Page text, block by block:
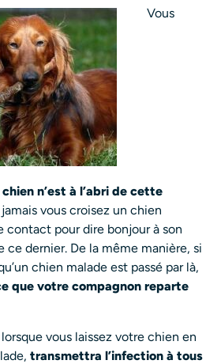
Vous
n’est à l’abri de cette
vous croisez un chien
contact pour dire bonjour à son
dernier. De la même manière, si
chien malade est passé par là,
que votre compagnon reparte
vous laissez votre chien en
transmettra l’infection à tous